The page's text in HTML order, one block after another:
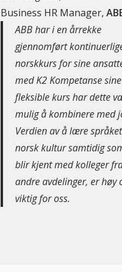
Business HR Manager,
ABB har i en årrekke
gjennomført
norskkurs for sine
med K2 Kompetanse sine
fleksible kurs har dette
mulig å kombinere med
Verdien av å lære
norsk kultur samtidig
blir kjent med kolleger
andre avdelinger, er høy
viktig for oss.